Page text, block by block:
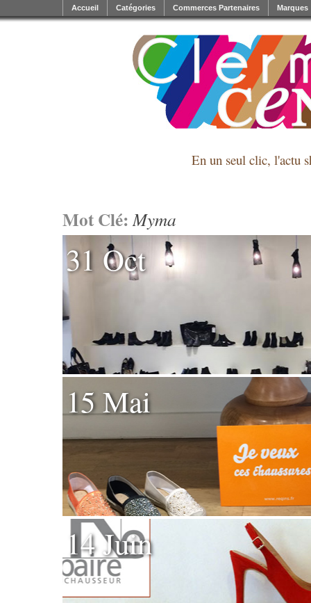
En un seul clic, l'actu
Accueil Catégories Commerces Partenaires Marques
Mot Clé:Myma
31 Oct
15 Mai
14 Juin